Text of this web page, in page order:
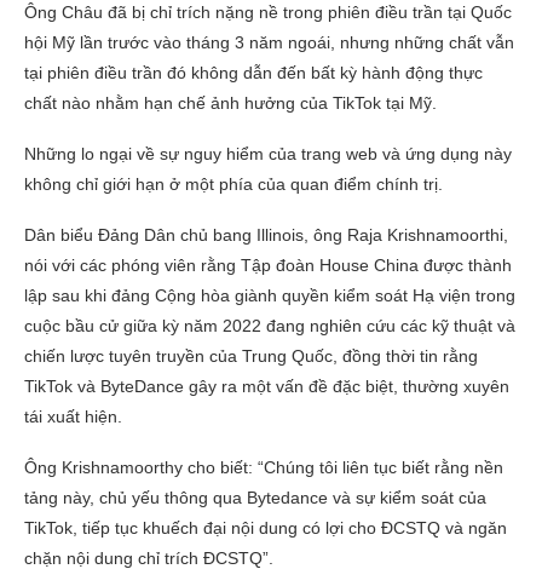
Ông Châu đã bị chỉ trích nặng nề trong phiên điều trần tại Quốc
hội Mỹ lần trước vào tháng 3 năm ngoái, nhưng những chất vẫn
tại phiên điều trần đó không dẫn đến bất kỳ hành động thực
chất nào nhằm hạn chế ảnh hưởng của TikTok tại Mỹ.
Những lo ngại về sự nguy hiểm của trang web và ứng dụng này
không chỉ giới hạn ở một phía của quan điểm chính trị.
Dân biểu Đảng Dân chủ bang Illinois, ông Raja Krishnamoorthi,
nói với các phóng viên rằng Tập đoàn House China được thành
lập sau khi đảng Cộng hòa giành quyền kiểm soát Hạ viện trong
cuộc bầu cử giữa kỳ năm 2022 đang nghiên cứu các kỹ thuật và
chiến lược tuyên truyền của Trung Quốc, đồng thời tin rằng
TikTok và ByteDance gây ra một vấn đề đặc biệt, thường xuyên
tái xuất hiện.
Ông Krishnamoorthy cho biết: “Chúng tôi liên tục biết rằng nền
tảng này, chủ yếu thông qua Bytedance và sự kiểm soát của
TikTok, tiếp tục khuếch đại nội dung có lợi cho ĐCSTQ và ngăn
chặn nội dung chỉ trích ĐCSTQ”.